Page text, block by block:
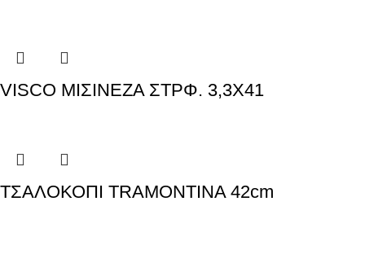
VISCO ΜΙΣΙΝΕΖΑ ΣΤΡΦ. 3,3Χ41
ΤΣΑΛΟΚΟΠΙ TRAMONTINA 42cm